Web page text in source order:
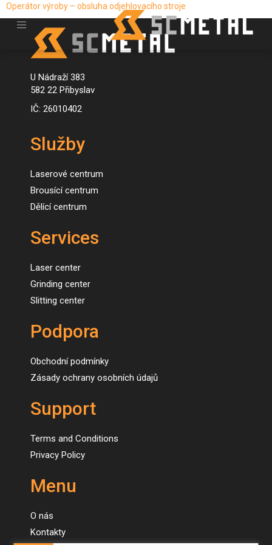
Operátor výroby – obsluha odjehlovacího stroje
U Nádraží 383
582 22 Přibyslav
IČ: 26010402
Služby
Laserové centrum
Brousící centrum
Dělící centrum
Services
Laser center
Grinding center
Slitting center
Podpora
Obchodní podmínky
Zásady ochrany osobních údajů
Support
Terms and Conditions
Privacy Policy
Menu
O nás
Kontakty